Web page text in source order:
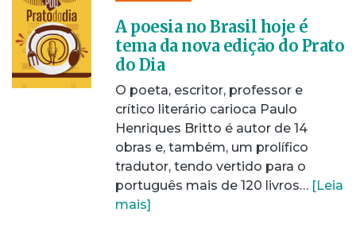
A poesia no Brasil hoje é
tema da nova edição do Prato
do Dia
O poeta, escritor, professor e
crítico literário carioca Paulo
Henriques Britto é autor de 14
obras e, também, um prolífico
tradutor, tendo vertido para o
português mais de 120 livros… [Leia
mais]